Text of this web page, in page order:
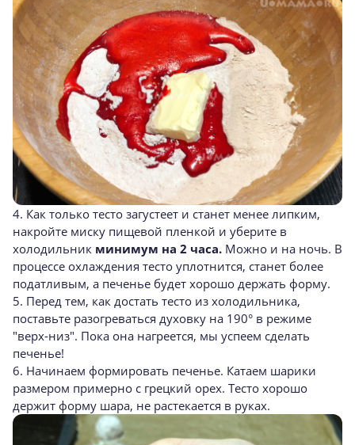
4. Как только тесто загустеет и станет менее липким,
накройте миску пищевой пленкой и уберите в
холодильник минимум на 2 часа. Можно и на ночь. В
процессе охлаждения тесто уплотнится, станет более
податливым, а печенье будет хорошо держать форму.
5. Перед тем, как достать тесто из холодильника,
поставьте разогреваться духовку на 190° в режиме
"верх-низ". Пока она нагреется, мы успеем сделать
печенье!
6. Начинаем формировать печенье. Катаем шарики
размером примерно с грецкий орех. Тесто хорошо
держит форму шара, не растекается в руках.